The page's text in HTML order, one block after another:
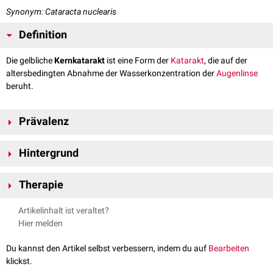
Synonym: Cataracta nuclearis
Definition
Die gelblicheKernkatarakt ist eine Form der Katarakt, die auf der
altersbedingten Abnahme der Wasserkonzentration derAugenlinse
beruht.
Prävalenz
der Katarakt.
Hintergrund
wasserunlöslichen
Linseninneren heraus und ist bei 95% der über 65-jährigen vorzufinden.
Häufig wird durch die Kerntrübung eine
Therapie
Wie bei anderen Kataraktarten, wird die getrübte Linse durch eine neue
(intraokulare Linse,
Artikelinhalt ist veraltet?
Hier melden
Du kannst den Artikel selbst verbessern, indem du auf Bearbeiten
klickst.